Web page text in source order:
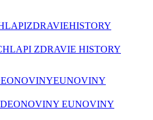
ZDRAVIEHISTORY
ZDRAVIE HISTORY
EUNOVINY
EUNOVINY